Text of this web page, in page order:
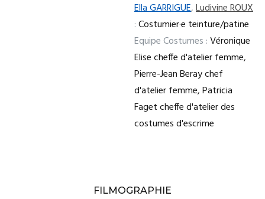
Ella GARRIGUE,Ludivine ROUX
:Costumier·e teinture/patine
Equipe Costumes :Véronique
Elise cheffe d'atelier femme,
Pierre-Jean Beray chef
d'atelier femme, Patricia
Faget cheffe d'atelier des
costumes d'escrime
FILMOGRAPHIE